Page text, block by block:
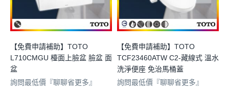
【免費申請補助】TOTO
L710CMGU 檯面上臉盆 臉盆 面
盆
詢問最低價『聊聊省更多』
【免費申請補助】TOTO
TCF23460ATW C2-藏線式 溫水
洗淨便座 免治馬桶蓋
詢問最低價『聊聊省更多』